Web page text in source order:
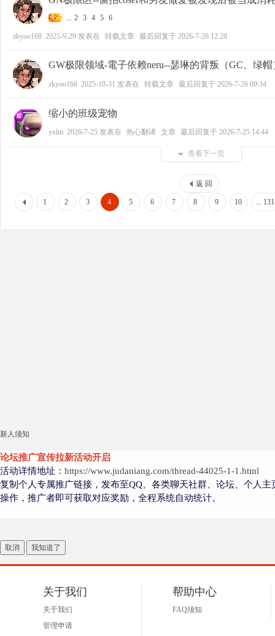
... 2 3 4 5 6
zkyoo168 2025-9-29 发表在 转载文章 最后回复于 2026-7-26 12:28
GW极限领域-電子依赖neru--瑟琳的背叛（GC、绿帽
zkyoo168 2025-10-31 发表在 转载文章 最后回复于 2026-7-26 09:34
缩小的班级宠物
yxlm 2026-7-25 发表在 热心翻译 文章 最后回复于 2026-7-25 14:44
查看下一页
返 回
1 2 3 4 5 6 7 8 9 10 ... 131
新人须知
论坛推广宣传拉新活动开启
活动详情地址： https://www.judaniang.com/thread-44025-1-1.html
复制个人专属推广链接，发布至QQ、各类聊天社群、论坛、个人
操作，推广者即可获取对应奖励，全程系统自动统计。
取消 我知道了
关于我们
关于我们
管理申请
帮助中心
FAQ须知